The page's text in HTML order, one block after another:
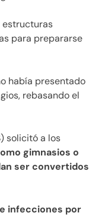
estructuras
para prepararse
había presentado
rebasando el
solicitó a los
gimnasios o
ser convertidos
infecciones por